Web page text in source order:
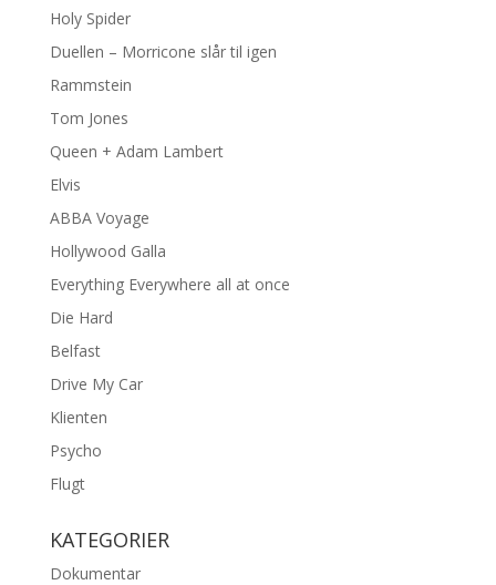
Holy Spider
Duellen – Morricone slår til igen
Rammstein
Tom Jones
Queen + Adam Lambert
Elvis
ABBA Voyage
Hollywood Galla
Everything Everywhere all at once
Die Hard
Belfast
Drive My Car
Klienten
Psycho
Flugt
KATEGORIER
Dokumentar